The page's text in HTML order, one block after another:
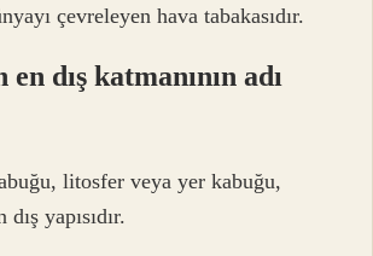
çevreleyen hava tabakasıdır.
en dış katmanının adı
litosfer veya yer kabuğu,
yapısıdır.